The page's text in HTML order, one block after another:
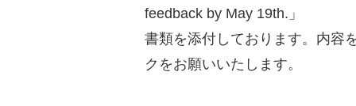
feedback by May 19th.」
書類を添付しております。内容
クをお願いいたします。